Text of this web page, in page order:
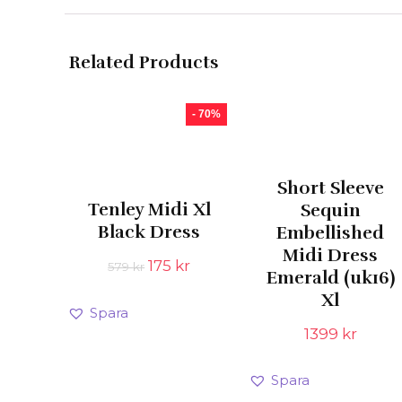
Related Products
- 70%
Tenley Midi Xl
Black Dress
579kr Det
175 krDet
nuvarande
Spara
Short Sleeve
Sequin
Embellished
Midi Dress
Emerald (uk16)
Xl
1399 kr
Spara